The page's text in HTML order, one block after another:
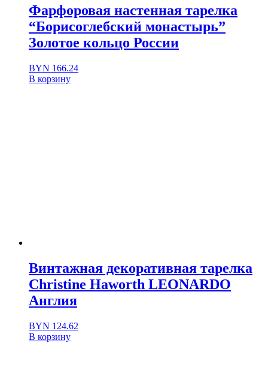
Фарфоровая настенная тарелка
“Борисоглебский монастырь”
Золотое кольцо России
BYN 166.24
В корзину
Винтажная декоративная тарелка
Christine Haworth LEONARDO
Англия
BYN 124.62
В корзину